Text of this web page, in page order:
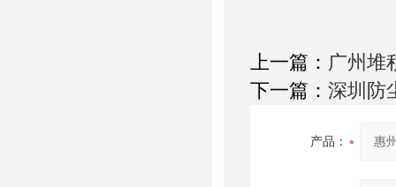
上一篇： 广州堆
下一篇： 深圳防
产品：